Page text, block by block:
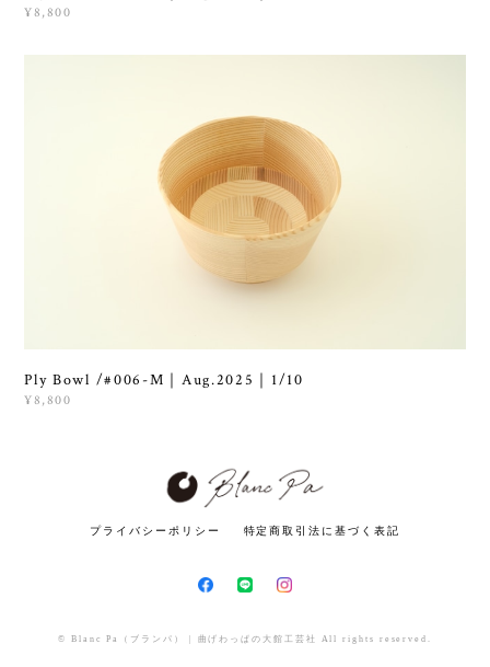
¥8,800
Ply Bowl /#006-M｜Aug.2025｜1/10
¥8,800
プライバシーポリシー 特定商取引法に基づく表記
© Blanc Pa（ブランパ） | 曲げわっぱの大館工芸社 All rights reserved.